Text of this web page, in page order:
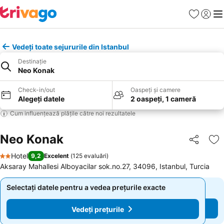
Favorite
Vedeți toate sejururile din Istanbul
Destinație
Neo Konak
Check-in/out
Alegeți datele
Oaspeți și camere
2 oaspeți, 1 cameră
Cum influențează plățile către noi rezultatele
Neo Konak Distribuiți
2 Stele
Hotel 9,2 Excelent (125 evaluări)
Aksaray Mahallesi Alboyacilar sok.no.27, 34096, Istanbul, Turcia
Selectați datele pentru a vedea prețurile exacte
Vedeți prețurile
Selectați datele pentru a vedea prețurile exacte
Vedeți prețurile